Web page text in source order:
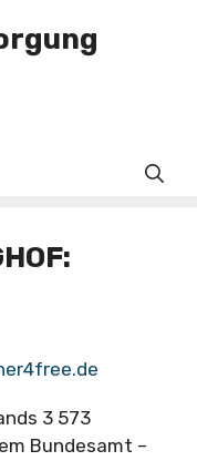
3 573
Bundesamt –